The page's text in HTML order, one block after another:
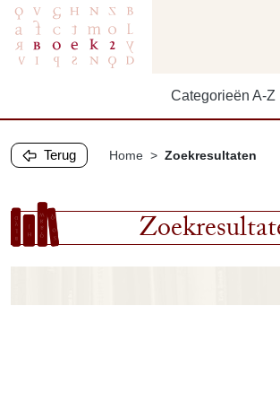
Categorieën A-Z
Terug Home Zoekresultaten